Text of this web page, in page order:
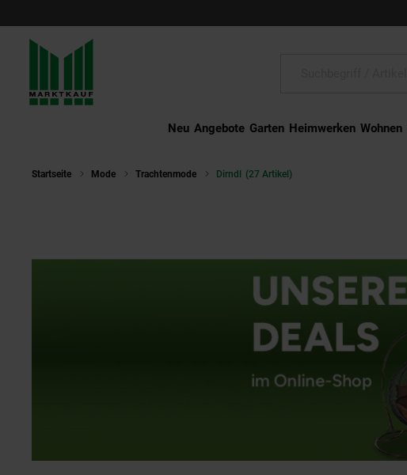
Neu Angebote Garten Heimwerken Wohnen
Startseite Mode Trachtenmode Dirndl (27 Artikel)